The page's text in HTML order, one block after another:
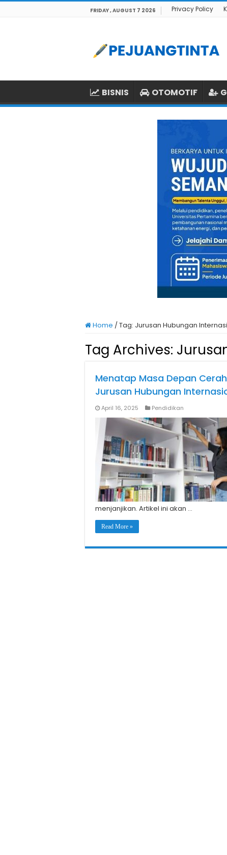
FRIDAY , AUGUST 7 2026 Privacy Policy
BISNIS OTOMOTIF
Home /Tag: Jurusan Hubungan
Tag Archives:
Menatap Masa Depan
Jurusan Hubungan
April 16, 2025 Pendidikan
menjanjikan. Artikel ini akan …
Read More »